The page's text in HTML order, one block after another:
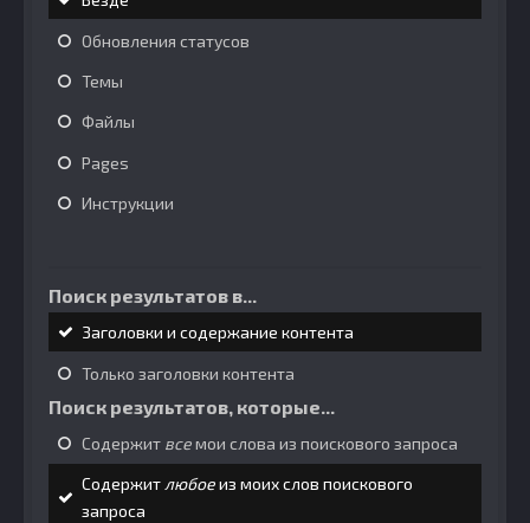
Обновления статусов
Темы
Файлы
Pages
Инструкции
Поиск результатов в...
Заголовки и содержание контента
Только заголовки контента
Поиск результатов, которые...
Содержит всемои слова из поискового запроса
Содержитлюбоеиз моих слов поискового
запроса